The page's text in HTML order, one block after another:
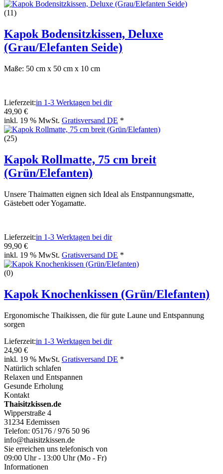
(11)
Kapok Bodensitzkissen, Deluxe
(Grau/Elefanten Seide)
Maße: 50 cm x 50 cm x 10 cm
Lieferzeit:in 1-3 Werktagen bei dir
49,90 €
inkl. 19 % MwSt. Gratisversand DE *
(25)
Kapok Rollmatte, 75 cm breit
(Grün/Elefanten)
Unsere Thaimatten eignen sich Ideal als Enstpannungsmatte,
Gästebett oder Yogamatte.
Lieferzeit:in 1-3 Werktagen bei dir
99,90 €
inkl. 19 % MwSt. Gratisversand DE *
(0)
Kapok Knochenkissen (Grün/Elefanten)
Ergonomische Thaikissen, die für gute Laune und Entspannung
sorgen
Lieferzeit:in 1-3 Werktagen bei dir
24,90 €
inkl. 19 % MwSt. Gratisversand DE *
Natürlich schlafen
Relaxen und Entspannen
Gesunde Erholung
Kontakt
Thaisitzkissen.de
Wipperstraße 4
31234 Edemissen
Telefon: 05176 / 976 50 96
info@thaisitzkissen.de
Sie erreichen uns telefonisch von
09:00 Uhr - 13:00 Uhr (Mo - Fr)
Informationen